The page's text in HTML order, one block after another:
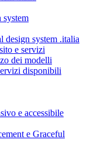
system
design system .italia
e servizi
dei modelli
disponibili
e accessibile
e Graceful